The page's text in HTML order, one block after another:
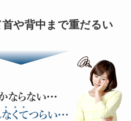
や背中まで重だるい